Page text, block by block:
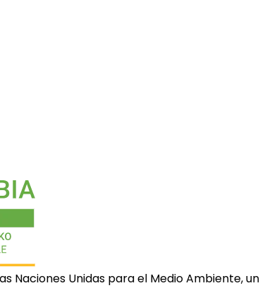
Naciones Unidas para el Medio Ambiente, un